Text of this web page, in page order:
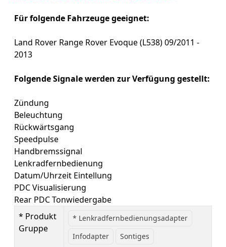
Für folgende Fahrzeuge geeignet:
Land Rover Range Rover Evoque (L538) 09/2011 -
2013
Folgende Signale werden zur Verfügung gestellt:
Zündung
Beleuchtung
Rückwärtsgang
Speedpulse
Handbremssignal
Lenkradfernbedienung
Datum/Uhrzeit Eintellung
PDC Visualisierung
Rear PDC Tonwiedergabe
* Produkt
Gruppe
* Lenkradfernbedienungsadapter
Infodapter
Sontiges